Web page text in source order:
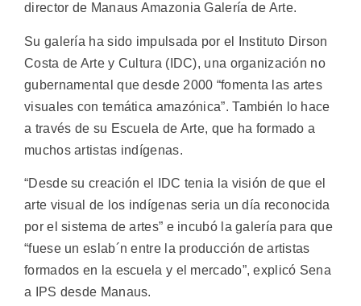
director de Manaus Amazonia Galería de Arte.
Su galería ha sido impulsada por el Instituto Dirson
Costa de Arte y Cultura (IDC), una organización no
gubernamental que desde 2000 “fomenta las artes
visuales con temática amazónica”. También lo hace
a través de su Escuela de Arte, que ha formado a
muchos artistas indígenas.
“Desde su creación el IDC tenia la visión de que el
arte visual de los indígenas seria un día reconocida
por el sistema de artes” e incubó la galería para que
“fuese un eslab´n entre la producción de artistas
formados en la escuela y el mercado”, explicó Sena
a IPS desde Manaus.